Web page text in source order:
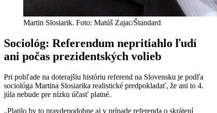
Martin Slosiarik. Foto: Matúš Zajac/Štandard
Sociológ: Referendum nepritiahlo ľudí
ani počas prezidentských volieb
Pri pohľade na doterajšiu históriu referend na Slovensku je podľa
sociológa Martina Slosiarika realistické predpokladať, že ani to 4.
júla nebude pre nízku účasť platné.
„Platilo by to pravdepodobne aj v prípade referenda o skrátení